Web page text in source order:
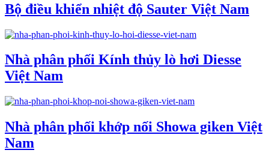
Bộ điều khiển nhiệt độ Sauter Việt Nam
Nhà phân phối Kính thủy lò hơi Diesse
Việt Nam
Nhà phân phối khớp nối Showa giken Việt
Nam